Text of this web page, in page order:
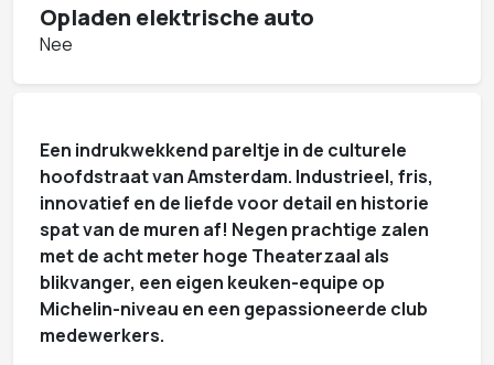
Opladen elektrische auto
Nee
Een indrukwekkend pareltje in de culturele
hoofdstraat van Amsterdam. Industrieel, fris,
innovatief en de liefde voor detail en historie
spat van de muren af! Negen prachtige zalen
met de acht meter hoge Theaterzaal als
blikvanger, een eigen keuken-equipe op
Michelin-niveau en een gepassioneerde club
medewerkers.